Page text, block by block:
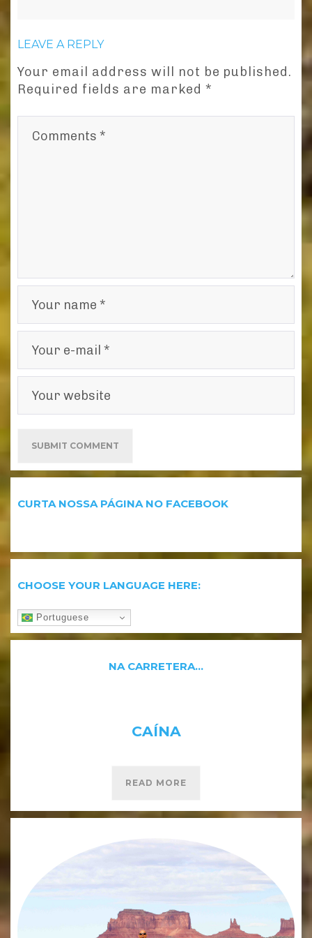
LEAVE A REPLY
Your email address will not be published.
Required fields are marked *
CURTA NOSSA PÁGINA NO FACEBOOK
CHOOSE YOUR LANGUAGE HERE:
Portuguese
NA CARRETERA…
CAÍNA
READ MORE